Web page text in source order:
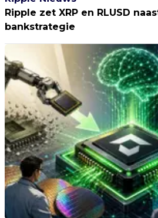
Ripple zet XRP en RLUSD
bankstrategie